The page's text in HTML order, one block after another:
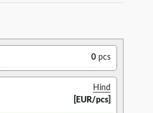
0 pcs
Hind
[EUR/pcs]